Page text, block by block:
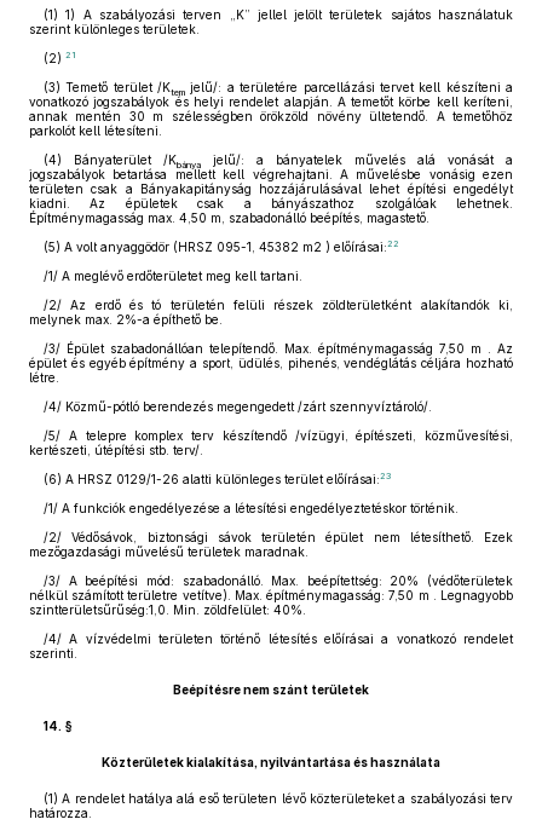
(1) 1) A szabályozási terven „K” jellel jelölt területek sajátos használatuk
szerint különleges területek.
(2) 21
(3) Temető terület /Ktem jelű/: a területére parcellázási tervet kell készíteni a
vonatkozó jogszabályok és helyi rendelet alapján. A temetőt körbe kell keríteni,
annak mentén 30 m szélességben örökzöld növény ültetendő. A temetőhöz
parkolót kell létesíteni.
(4) Bányaterület /Kbánya
jelű/: a bányatelek művelés alá vonását a
jogszabályok betartása mellett kell végrehajtani. A művelésbe vonásig ezen
területen csak a Bányakapitányság hozzájárulásával lehet építési engedélyt
kiadni. Az épületek csak a bányászathoz szolgálóak lehetnek.
Építménymagasság max. 4,50 m, szabadonálló beépítés, magastető.
(5) A volt anyaggödör (HRSZ 095-1, 45382 m2 ) előírásai:22
/1/ A meglévő erdőterületet meg kell tartani.
/2/ Az erdő és tó területén felüli részek zöldterületként alakítandók ki,
melynek max. 2%-a építhető be.
/3/ Épület szabadonállóan telepítendő. Max. építménymagasság 7,50 m . Az
épület és egyéb építmény a sport, üdülés, pihenés, vendéglátás céljára hozható
létre.
/4/ Közmű-pótló berendezés megengedett /zárt szennyvíztároló/.
/5/ A telepre komplex terv készítendő /vízügyi, építészeti, közművesítési,
kertészeti, útépítési stb. terv/.
(6) A HRSZ 0129/1-26 alatti különleges terület előírásai:23
/1/ A funkciók engedélyezése a létesítési engedélyeztetéskor történik.
/2/ Védősávok, biztonsági sávok területén épület nem létesíthető. Ezek
mezőgazdasági művelésű területek maradnak.
/3/ A beépítési mód: szabadonálló. Max. beépítettség: 20% (védőterületek
nélkül számított területre vetítve). Max. építménymagasság: 7,50 m . Legnagyobb
szintterületsűrűség:1,0. Min. zöldfelület: 40%.
/4/ A vízvédelmi területen történő létesítés előírásai a vonatkozó rendelet
szerinti.
Beépítésre nem szánt területek
14. §
Közterületek kialakítása, nyilvántartása és használata
(1) A rendelet hatálya alá eső területen lévő közterületeket a szabályozási terv
határozza.